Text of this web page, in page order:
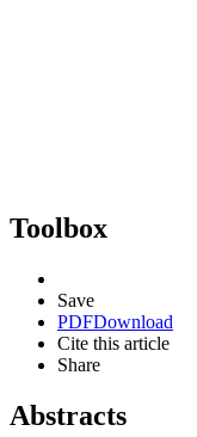
Toolbox
Save
PDFDownload
Cite this article
Share
Abstracts